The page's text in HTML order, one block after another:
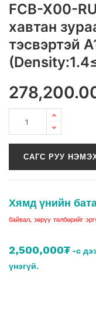
FCB-X00-
хавтан
тэсвэртэй
САГС РУУ
Хямд үнийн
байвал, зөрүү төлбөрийг
2,500,000₮ -с
үнэгүй.